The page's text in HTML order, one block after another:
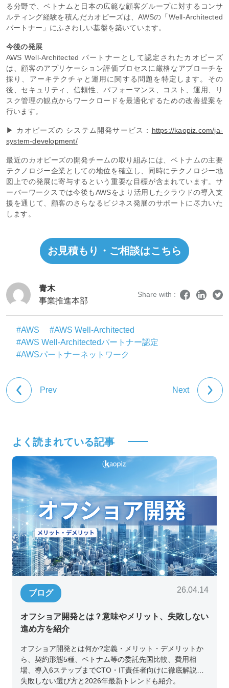
る分野で、ベトナムと日本の広範な顧客グループに対するコンサ
ルティング経験を積んだカオピーズは、AWSの「Well-Architected
パートナー」にふさわしい基盤を築いています。
今後の発展
AWS Well-Architected パートナーとして認定されたカオピーズ
は、顧客のアプリケーション評価プロセスに厳格なアプローチを
採り、アーキテクチャと運用に関する問題を特定します。その
後、セキュリティ、信頼性、パフォーマンス、コスト、運用、リ
スク管理の観点からワークロードを最適化するための改善提案を
行います。
▶ カオピーズの システム開発サービス： https://kaopiz.com/ja-
system-development/
最近のカオピーズの開発チームの取り組みには、ベトナムの主要
テクノロジー企業としての地位を確立し、同時にテクノロジー地
図上での発展に寄与するという重要な目標が含まれています。サ
ーバーワークスでは今後もAWSをより活用したクラウドの導入支
援を通じて、顧客のさらなるビジネス発展のサポートに尽力いた
します。
お見積もり・ご相談はこちら
青木
事業推進本部
Share with :
#AWS
#AWS Well-Architected
#AWS Well-Architectedパートナー認定
#AWSパートナーネットワーク
Prev Next
よく読まれている記事
ブログ 26.04.14
オフショア開発とは？意味やメリット、失敗しない
進め方を紹介
オフショア開発とは何か?定義・メリット・デメリットか
ら、契約形態5種、ベトナム等の委託先国比較、費用相
場、導入6ステップまでCTO・IT責任者向けに徹底解説。
失敗しない選び方と2026年最新トレンドも紹介。